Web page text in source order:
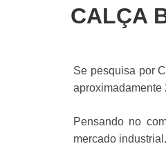
CALÇA
Se pesquisa por
aproximadamente
Pensando no
mercado